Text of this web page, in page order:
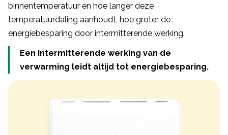
binnentemperatuur en hoe langer deze
temperatuurdaling aanhoudt, hoe groter de
energiebesparing door intermitterende werking.
Een intermitterende werking van de
verwarming leidt altijd tot energiebesparing.